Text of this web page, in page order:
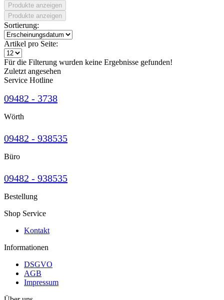
Produkte anzeigen
Produkte anzeigen
Sortierung:
Artikel pro Seite:
Für die Filterung wurden keine Ergebnisse gefunden!
Zuletzt angesehen
Service Hotline
09482 - 3738
Wörth
09482 - 938535
Büro
09482 - 938535
Bestellung
Shop Service
Kontakt
Informationen
DSGVO
AGB
Impressum